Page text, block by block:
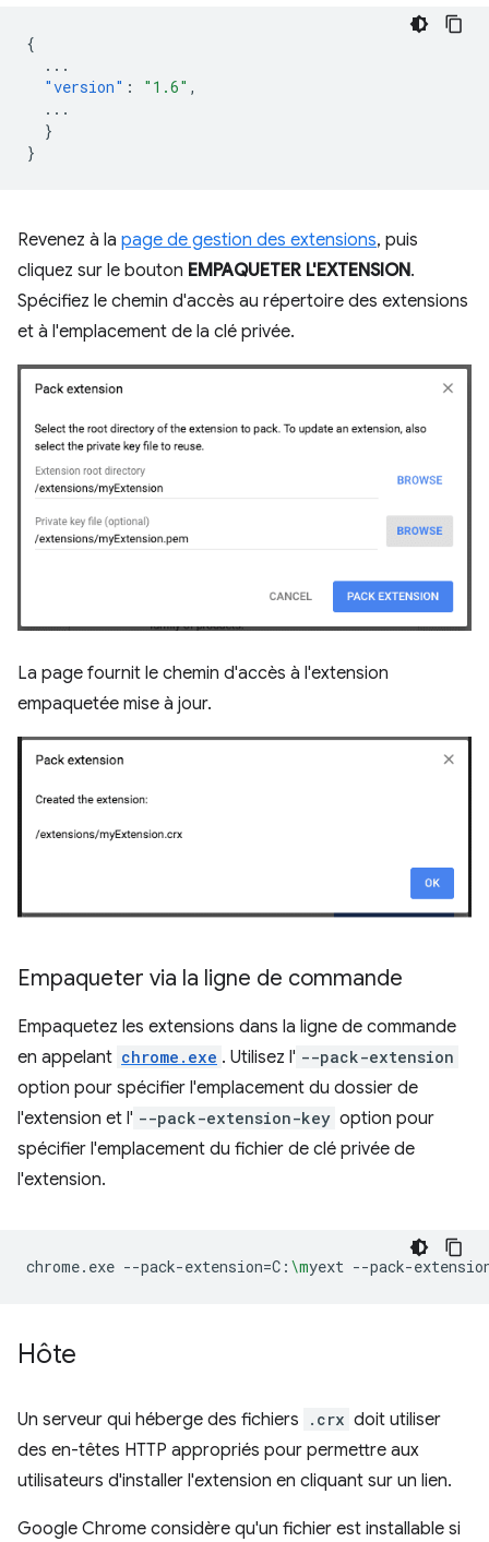
{
...
"version" : "1.6" ,
...
}
}
Revenez à la page de gestion des extensions, puis
cliquez sur le bouton EMPAQUETER L'EXTENSION.
Spécifiez le chemin d'accès au répertoire des extensions
et à l'emplacement de la clé privée.
La page fournit le chemin d'accès à l'extension
empaquetée mise à jour.
Empaqueter via la ligne de commande
Empaquetez les extensions dans la ligne de commande
en appelant chrome.exe . Utilisez l' --pack-extension
option pour spécifier l'emplacement du dossier de
l'extension et l' --pack-extension-key option pour
spécifier l'emplacement du fichier de clé privée de
l'extension.
chrome.exe --pack-extension=C: \myext --pack-
Hôte
Un serveur qui héberge des fichiers .crx doit utiliser
des en-têtes HTTP appropriés pour permettre aux
utilisateurs d'installer l'extension en cliquant sur un lien.
Google Chrome considère qu'un fichier est installable si